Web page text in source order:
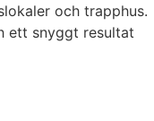
och trapphus.
ett snyggt resultat